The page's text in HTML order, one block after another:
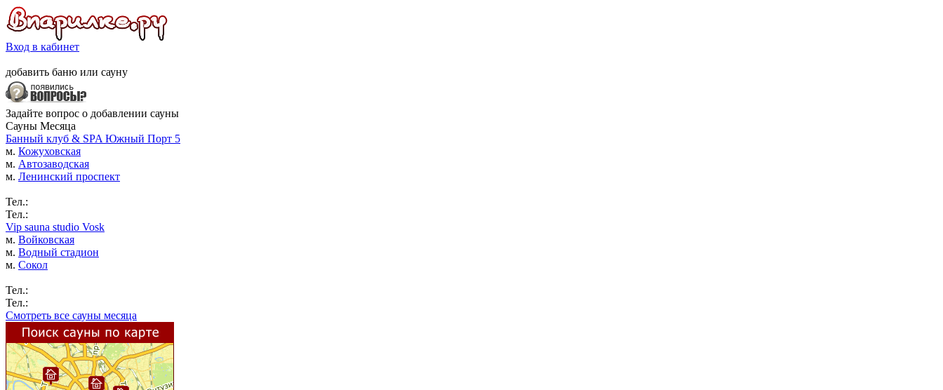
Вход в кабинет
добавить баню или сауну
Задайте вопрос о добавлении сауны
Сауны Месяца
Банный клуб & SPA Южный Порт 5
м. Кожуховская
м. Автозаводская
м. Ленинский проспект
Тел.:
Тел.:
Vip sauna studio Vosk
м. Войковская
м. Водный стадион
м. Сокол
Тел.:
Тел.:
Смотреть все сауны месяца